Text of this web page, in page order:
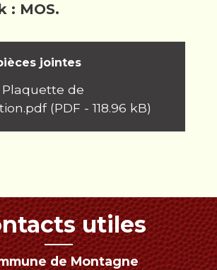
: MOS.
jointes
Plaquette de
(PDF - 118.96 kB)
utiles
de Montagne